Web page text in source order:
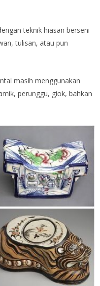
teknik hiasan berseni
tulisan, atau pun
masih menggunakan
perunggu, giok, bahkan